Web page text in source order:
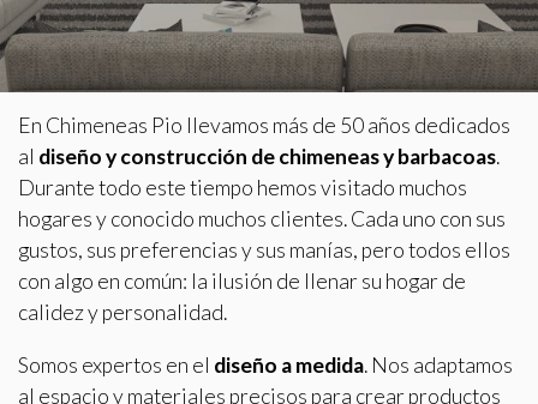
HOGARES Y RECUPERADORES
PUNTOS DE VENTA
CONTACTO
BLOG
En Chimeneas Pio llevamos más de 50 años dedicados
al diseño y construcción de chimeneas y barbacoas.
Durante todo este tiempo hemos visitado muchos
hogares y conocido muchos clientes. Cada uno con sus
gustos, sus preferencias y sus manías, pero todos ellos
con algo en común: la ilusión de llenar su hogar de
calidez y personalidad.
Somos expertos en el diseño a medida. Nos adaptamos
al espacio y materiales precisos para crear productos